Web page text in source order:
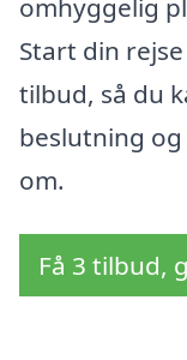
omhyggelig
Start din
tilbud, så du
beslutning
om.
Få 3 tilbud,